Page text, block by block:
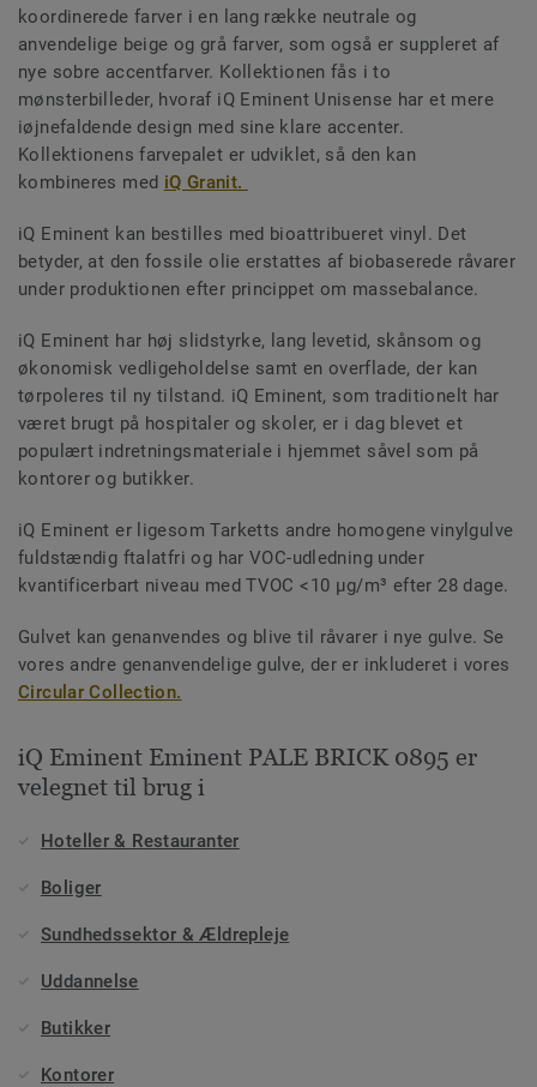
koordinerede farver i en lang række neutrale og
anvendelige beige og grå farver, som også er suppleret af
nye sobre accentfarver. Kollektionen fås i to
mønsterbilleder, hvoraf iQ Eminent Unisense har et mere
iøjnefaldende design med sine klare accenter.
Kollektionens farvepalet er udviklet, så den kan
kombineres med iQ Granit.
iQ Eminent kan bestilles med bioattribueret vinyl. Det
betyder, at den fossile olie erstattes af biobaserede råvarer
under produktionen efter princippet om massebalance.
iQ Eminent har høj slidstyrke, lang levetid, skånsom og
økonomisk vedligeholdelse samt en overflade, der kan
tørpoleres til ny tilstand. iQ Eminent, som traditionelt har
været brugt på hospitaler og skoler, er i dag blevet et
populært indretningsmateriale i hjemmet såvel som på
kontorer og butikker.
iQ Eminent er ligesom Tarketts andre homogene vinylgulve
fuldstændig ftalatfri og har VOC-udledning under
kvantificerbart niveau med TVOC <10 µg/m³ efter 28 dage.
Gulvet kan genanvendes og blive til råvarer i nye gulve. Se
vores andre genanvendelige gulve, der er inkluderet i vores
Circular Collection.
iQ Eminent Eminent PALE BRICK 0895 er
velegnet til brug i
Hoteller & Restauranter
Boliger
Sundhedssektor & Ældrepleje
Uddannelse
Butikker
Kontorer